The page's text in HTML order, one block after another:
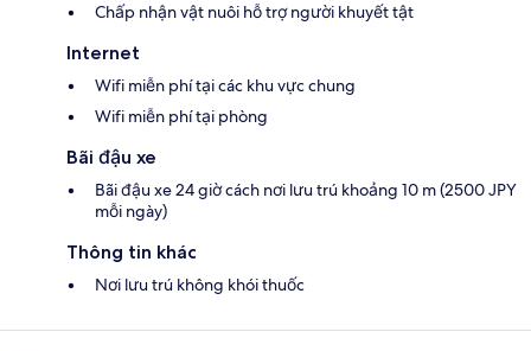
Chấp nhận vật nuôi hỗ trợ người khuyết tật
Internet
Wifi miễn phí tại các khu vực chung
Wifi miễn phí tại phòng
Bãi đậu xe
Bãi đậu xe 24 giờ cách nơi lưu trú khoảng 10 m (2500 JPY
mỗi ngày)
Thông tin khác
Nơi lưu trú không khói thuốc